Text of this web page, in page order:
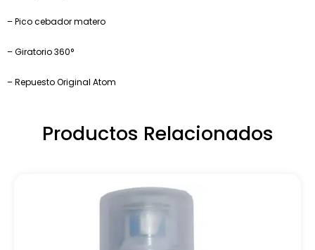
– Pico cebador matero
– Giratorio 360°
– Repuesto Original Atom
Productos Relacionados